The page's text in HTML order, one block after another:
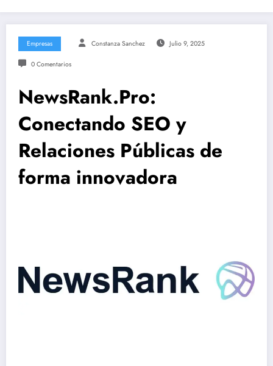
Empresas Constanza Sanchez Julio 9, 2025
0 Comentarios
NewsRank.Pro:
Conectando SEO y
Relaciones Públicas de
forma innovadora